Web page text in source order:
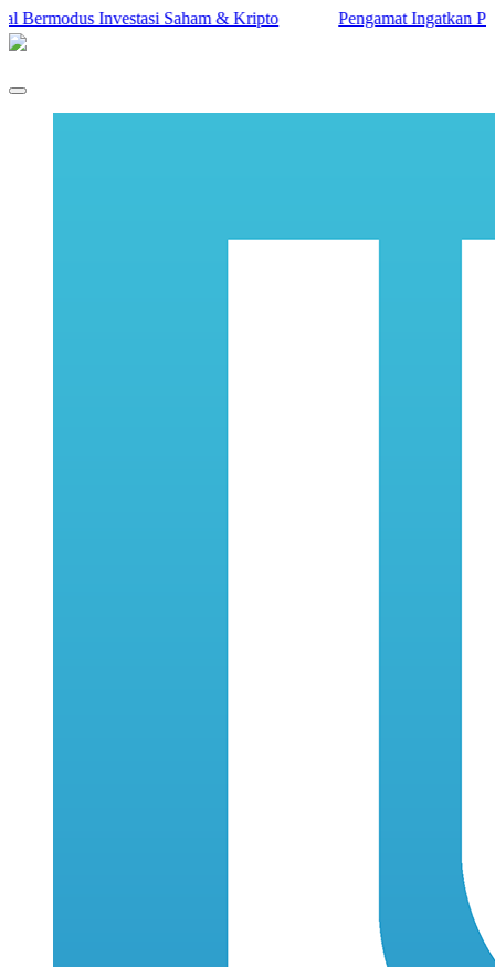
Investasi Saham & Kripto Pengamat Ingatkan